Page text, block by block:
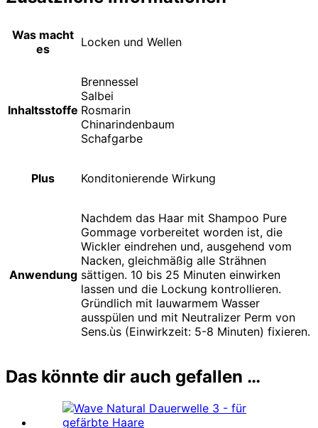
Was macht
es
Locken und Wellen
Inhaltsstoffe
Brennessel
Salbei
Rosmarin
Chinarindenbaum
Schafgarbe
Plus Konditonierende Wirkung
Anwendung
Nachdem das Haar mit Shampoo Pure
Gommage vorbereitet worden ist, die
Wickler eindrehen und, ausgehend vom
Nacken, gleichmäßig alle Strähnen
sättigen. 10 bis 25 Minuten einwirken
lassen und die Lockung kontrollieren.
Gründlich mit lauwarmem Wasser
ausspülen und mit Neutralizer Perm von
Sens.ùs (Einwirkzeit: 5-8 Minuten) fixieren.
Das könnte dir auch gefallen …